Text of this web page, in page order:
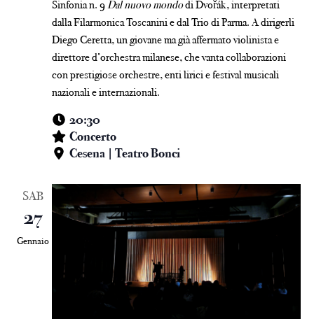
Sinfonia n. 9Dal nuovo mondodi Dvořák, interpretati
dalla Filarmonica Toscanini e dal Trio di Parma. A dirigerli
Diego Ceretta, un giovane ma già affermato violinista e
direttore d’orchestra milanese, che vanta collaborazioni
con prestigiose orchestre, enti lirici e festival musicali
nazionali e internazionali.
20:30
Concerto
Cesena | Teatro Bonci
SAB
27
Gennaio